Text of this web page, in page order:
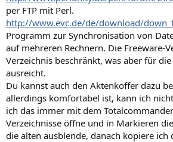
per FTP mit Perl.
http://www.evc.de/de/download/
Programm zur Synchronisation von
auf mehreren Rechnern. Die Freeware-
Verzeichnis beschränkt, was aber für
ausreicht.
Du kannst auch den Aktenkoffer dazu
allerdings komfortabel ist, kann ich
ich das immer mit dem
Verzeichnisse öffne und in Markieren
die alten ausblende, danach kopiere ich